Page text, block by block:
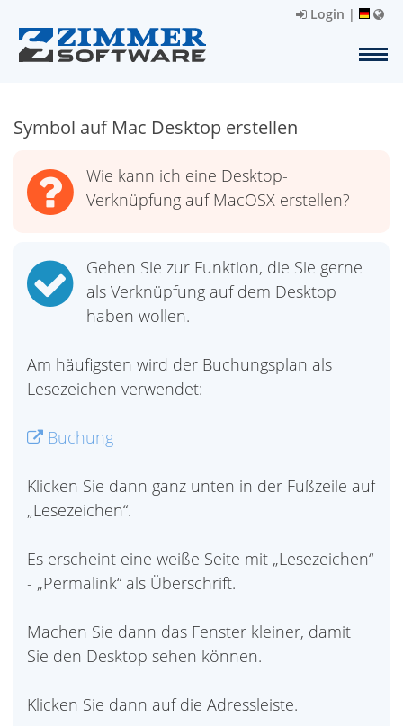
Login |
Symbol auf Mac Desktop erstellen
Wie kann ich eine Desktop-
Verknüpfung auf MacOSX erstellen?
Gehen Sie zur Funktion, die Sie gerne
als Verknüpfung auf dem Desktop
haben wollen.
Am häufigsten wird der Buchungsplan als
Lesezeichen verwendet:
Buchung
Klicken Sie dann ganz unten in der Fußzeile auf
„Lesezeichen“.
Es erscheint eine weiße Seite mit „Lesezeichen“
- „Permalink“ als Überschrift.
Machen Sie dann das Fenster kleiner, damit
Sie den Desktop sehen können.
Klicken Sie dann auf die Adressleiste.